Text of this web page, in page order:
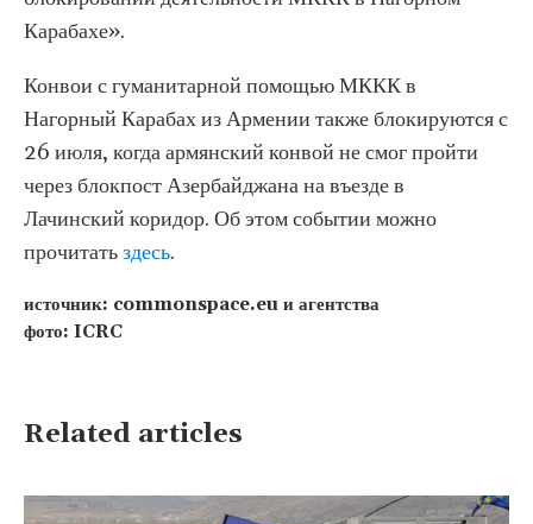
Карабахе».
Конвои с гуманитарной помощью МККК в
Нагорный Карабах из Армении также блокируются с
26 июля, когда армянский конвой не смог пройти
через блокпост Азербайджана на въезде в
Лачинский коридор. Об этом событии можно
прочитатьздесь.
источник: commonspace.eu и агентства
фото: ICRC
Related articles